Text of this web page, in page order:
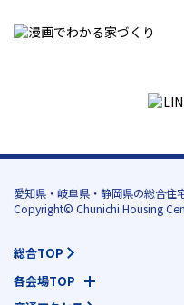
愛知県・岐阜県・静岡県の総合
Copyright© Chunichi Housing
総合TOP
各会場TOP